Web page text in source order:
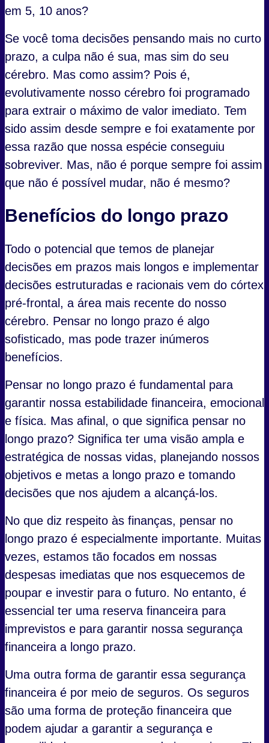
em 5, 10 anos?
Se você toma decisões pensando mais no curto
prazo, a culpa não é sua, mas sim do seu
cérebro. Mas como assim? Pois é,
evolutivamente nosso cérebro foi programado
para extrair o máximo de valor imediato. Tem
sido assim desde sempre e foi exatamente por
essa razão que nossa espécie conseguiu
sobreviver. Mas, não é porque sempre foi assim
que não é possível mudar, não é mesmo?
Benefícios do longo prazo
Todo o potencial que temos de planejar
decisões em prazos mais longos e implementar
decisões estruturadas e racionais vem do córtex
pré-frontal, a área mais recente do nosso
cérebro. Pensar no longo prazo é algo
sofisticado, mas pode trazer inúmeros
benefícios.
Pensar no longo prazo é fundamental para
garantir nossa estabilidade financeira, emocional
e física. Mas afinal, o que significa pensar no
longo prazo? Significa ter uma visão ampla e
estratégica de nossas vidas, planejando nossos
objetivos e metas a longo prazo e tomando
decisões que nos ajudem a alcançá-los.
No que diz respeito às finanças, pensar no
longo prazo é especialmente importante. Muitas
vezes, estamos tão focados em nossas
despesas imediatas que nos esquecemos de
poupar e investir para o futuro. No entanto, é
essencial ter uma reserva financeira para
imprevistos e para garantir nossa segurança
financeira a longo prazo.
Uma outra forma de garantir essa segurança
financeira é por meio de seguros. Os seguros
são uma forma de proteção financeira que
podem ajudar a garantir a segurança e